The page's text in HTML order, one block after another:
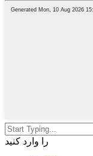
را وارد کنید